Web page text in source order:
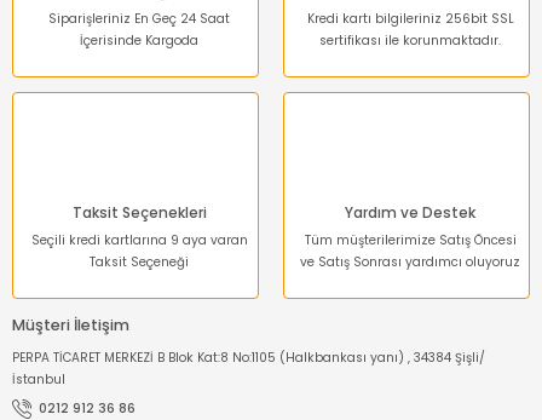
Siparişleriniz En Geç 24 Saat
İçerisinde Kargoda
Kredi kartı bilgileriniz 256bit SSL
sertifikası ile korunmaktadır.
Taksit Seçenekleri
Seçili kredi kartlarına 9 aya varan
Taksit Seçeneği
Yardım ve Destek
Tüm müşterilerimize Satış Öncesi
ve Satış Sonrası yardımcı oluyoruz
Müşteri İletişim
PERPA TİCARET MERKEZİ B Blok Kat:8 No:1105 (Halkbankası yanı) , 34384 Şişli/
İstanbul
0212 912 36 86